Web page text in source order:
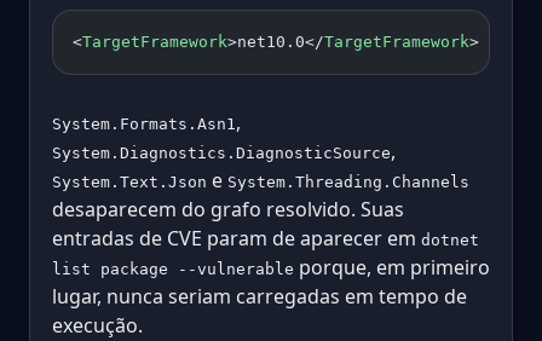
<TargetFramework>net10.0</TargetFramework>
System.Formats.Asn1,
System.Diagnostics.DiagnosticSource,
System.Text.Json e System.Threading.Channels
desaparecem do grafo resolvido. Suas
entradas de CVE param de aparecer em dotnet
list package --vulnerable porque, em primeiro
lugar, nunca seriam carregadas em tempo de
execução.